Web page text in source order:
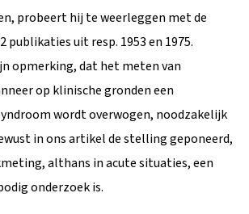
probeert hij te weerleggen met de
publikaties uit resp. 1953 en 1975.
opmerking, dat het meten van
op klinische gronden een
wordt overwogen, noodzakelijk
in ons artikel de stelling geponeerd,
althans in acute situaties, een
onderzoek is.